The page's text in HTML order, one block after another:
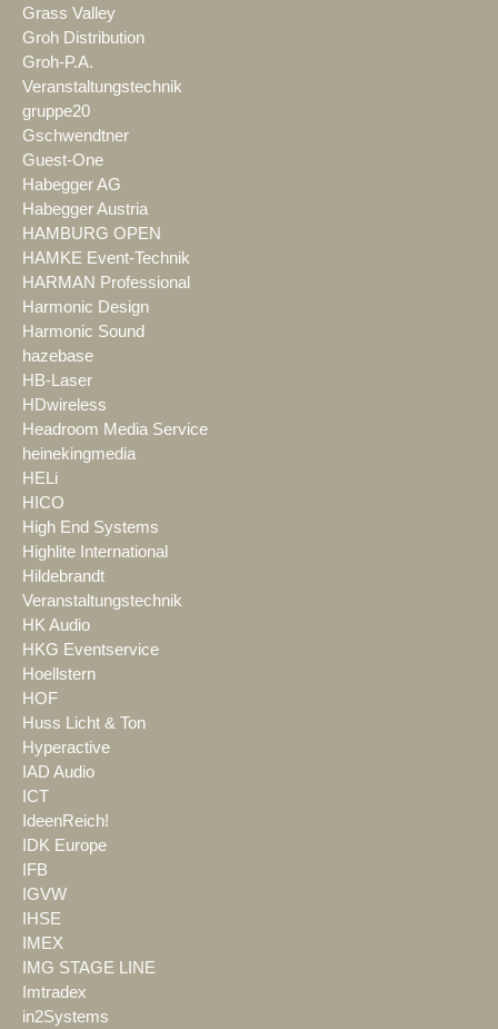
Grass Valley
Groh Distribution
Groh-P.A.
Veranstaltungstechnik
gruppe20
Gschwendtner
Guest-One
Habegger AG
Habegger Austria
HAMBURG OPEN
HAMKE Event-Technik
HARMAN Professional
Harmonic Design
Harmonic Sound
hazebase
HB-Laser
HDwireless
Headroom Media Service
heinekingmedia
HELi
HICO
High End Systems
Highlite International
Hildebrandt
Veranstaltungstechnik
HK Audio
HKG Eventservice
Hoellstern
HOF
Huss Licht & Ton
Hyperactive
IAD Audio
ICT
IdeenReich!
IDK Europe
IFB
IGVW
IHSE
IMEX
IMG STAGE LINE
Imtradex
in2Systems